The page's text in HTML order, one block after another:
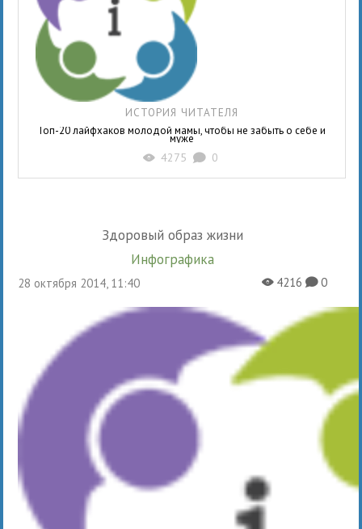
ИСТОРИЯ ЧИТАТЕЛЯ
Топ-20 лайфхаков молодой мамы, чтобы не забыть о себе и
муже
X 4275 K 0
Здоровый образ жизни
Инфографика
28 октября 2014, 11:40 X4216K0